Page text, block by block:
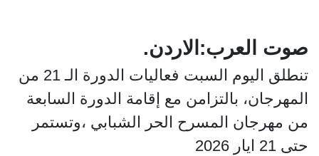
صوت العرب:الاردن.
تنطلق اليوم السبت فعاليات الدورة الـ 21 من
المهرجان، بالتزامن مع إقامة الدورة السابعة
من مهرجان المسرح الحر الشبابي ،وتستمر
حتى 21 ايار 2026